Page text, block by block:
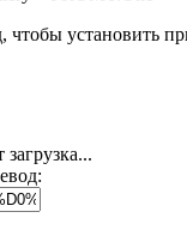
чтобы установить
загрузка...